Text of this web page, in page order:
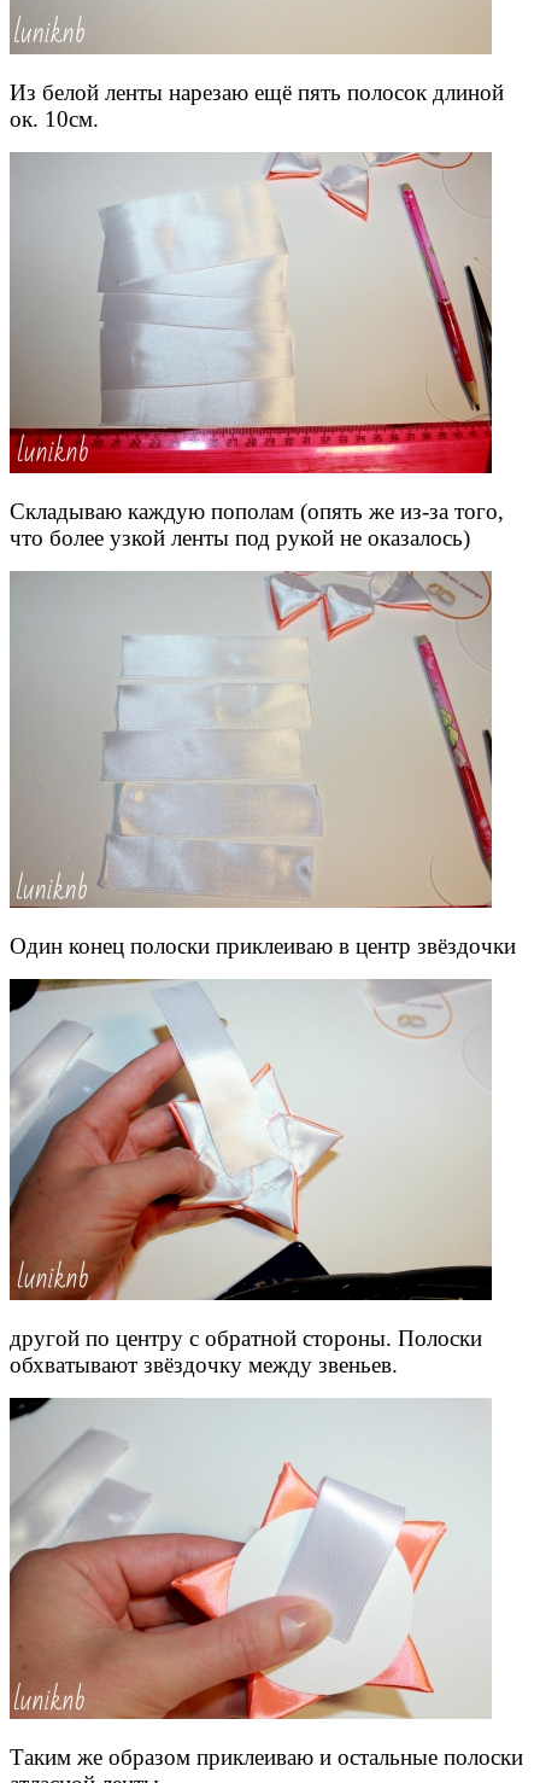
Из белой ленты нарезаю ещё пять полосок длиной
ок. 10см.
Складываю каждую пополам (опять же из-за того,
что более узкой ленты под рукой не оказалось)
Один конец полоски приклеиваю в центр звёздочки
другой по центру с обратной стороны. Полоски
обхватывают звёздочку между звеньев.
Таким же образом приклеиваю и остальные полоски